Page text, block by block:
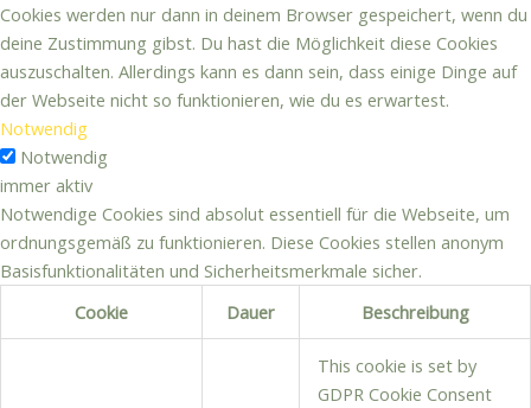
Cookies werden nur dann in deinem Browser gespeichert, wenn du
deine Zustimmung gibst. Du hast die Möglichkeit diese Cookies
auszuschalten. Allerdings kann es dann sein, dass einige Dinge auf
der Webseite nicht so funktionieren, wie du es erwartest.
Notwendig
Notwendig
immer aktiv
Notwendige Cookies sind absolut essentiell für die Webseite, um
ordnungsgemäß zu funktionieren. Diese Cookies stellen anonym
Basisfunktionalitäten und Sicherheitsmerkmale sicher.
Cookie
Dauer Beschreibung
This cookie is set by
GDPR Cookie Consent